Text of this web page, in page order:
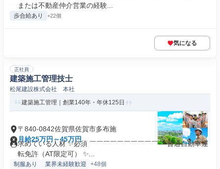
または不動産仲介営業の経験...
歩合給あり +22個
気になる
正社員
建築施工管理技士
松尾建設株式会社 本社
建築施工管理｜創業140年・年休125日
〒840-0842佐賀県佐賀市多布施
月給25万円～45万円
求めている人材 ✨必須 ￣￣￣￣￣￣￣￣￣￣ ・普通自動車運
転免許（AT限定可） ✨...
制服あり 業界未経験歓迎 +48個